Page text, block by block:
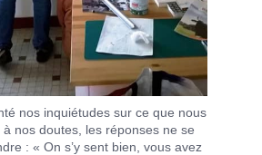
nos inquiétudes sur ce que nous
nos doutes, les réponses ne se
: « On s’y sent bien, vous avez